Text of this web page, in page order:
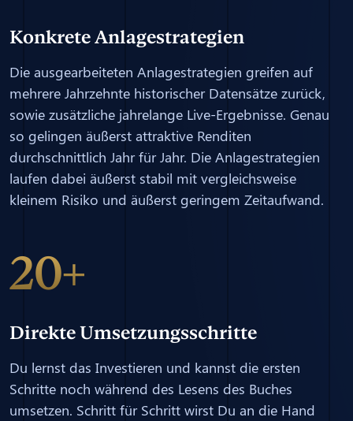
Konkrete Anlagestrategien
Die ausgearbeiteten Anlagestrategien greifen auf
mehrere Jahrzehnte historischer Datensätze zurück,
sowie zusätzliche jahrelange Live-Ergebnisse. Genau
so gelingen äußerst attraktive Renditen
durchschnittlich Jahr für Jahr. Die Anlagestrategien
laufen dabei äußerst stabil mit vergleichsweise
kleinem Risiko und äußerst geringem Zeitaufwand.
20+
Direkte Umsetzungsschritte
Du lernst das Investieren und kannst die ersten
Schritte noch während des Lesens des Buches
umsetzen. Schritt für Schritt wirst Du an die Hand